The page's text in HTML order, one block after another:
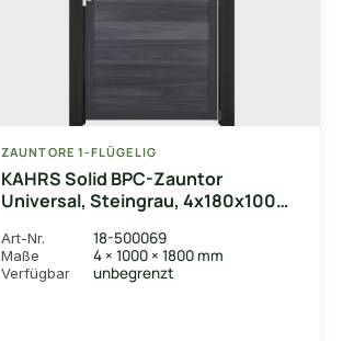
ZAUNTORE 1-FLÜGELIG
KAHRS Solid BPC-Zauntor
Universal, Steingrau, 4x180x100
Art-Nr. 18-500069
Maße 4 × 1000 × 1800 mm
Verfügbar unbegrenzt